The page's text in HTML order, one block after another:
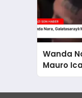
Wanda
Mauro
Sonra